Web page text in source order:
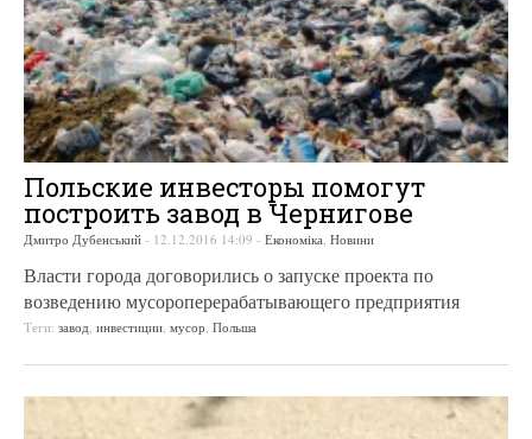
Польские инвесторы помогут
построить завод в Чернигове
Дмитро Дубенський - 12.12.2016 14:09 - Економіка Новини
Власти города договорились о запуске проекта по
возведению мусороперерабатывающего предприятия
Теги: завод инвестиции мусор Польша